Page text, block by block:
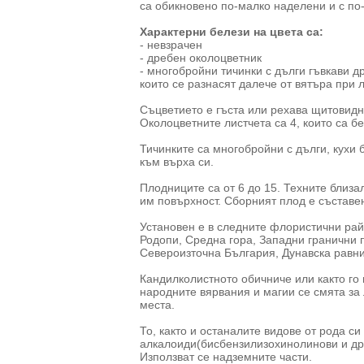
са обикновено по-малко наделени и с
Характерни белези на цвета са:
- невзрачен
- дребен околоцветник
- многобройни тичинки с дълги гъвкави
които се разнасят далече от вятъра при
Съцветието е гъста или рехава
Околоцветните листчета са 4, които са
Тичинките са многобройни с дълги,
към върха си.
Плодниците са от 6 до 15. Техните
им повърхност. Сборният плод е
Установен е в следните флористични
Родопи, Средна гора, Западни
Североизточна България, Дунавска
Кандилколистното обичниче или както
народните вярвания и магии се смята
места.
То, както и останалите видове от рода
алкалоиди(бисбензилизохинолинови и
Използват се надземните части.